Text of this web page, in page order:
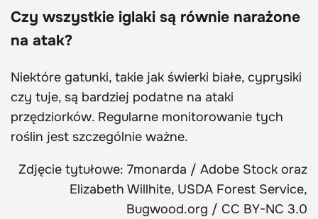
Czy wszystkie iglaki są równie narażone
na atak?
Niektóre gatunki, takie jak świerki białe, cyprysiki
czy tuje, są bardziej podatne na ataki
przędziorków. Regularne monitorowanie tych
roślin jest szczególnie ważne.
Zdjęcie tytułowe: 7monarda / Adobe Stock oraz
Elizabeth Willhite, USDA Forest Service,
Bugwood.org / CC BY-NC 3.0